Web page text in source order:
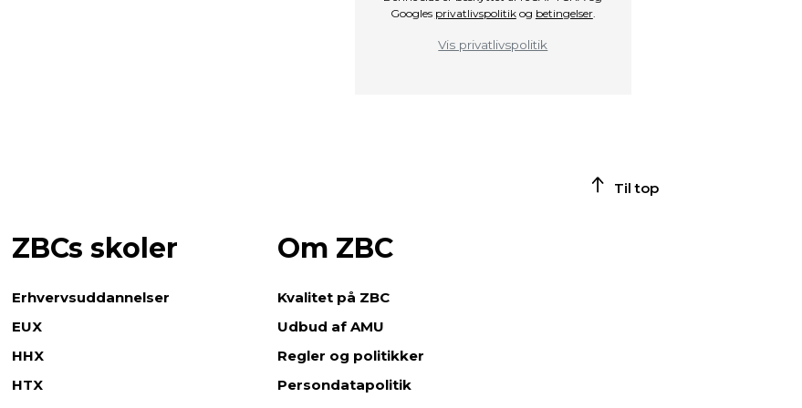
Googles privatlivspolitikog betingelser.
Vis privatlivspolitik
Til top
ZBCs skoler
Erhvervsuddannelser
EUX
HHX
HTX
Om ZBC
Kvalitet på ZBC
Udbud af AMU
Regler og politikker
Persondatapolitik